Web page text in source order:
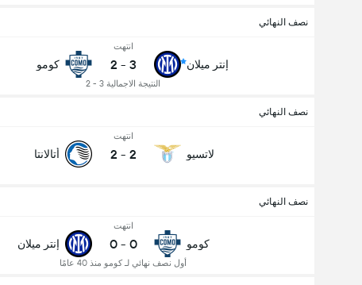
نصف النهائي
إنتر ميلان
انتهت
3
-
2
النتيجة الاجمالية 3 - 2
كومو
نصف النهائي
لاتسيو
انتهت
2
-
2 أتالانتا
نصف النهائي
كومو
انتهت
0
-
0
أول نصف نهائي لـ كومو منذ 40 عامًا
إنتر ميلان
عدد الاهداف (2.5)